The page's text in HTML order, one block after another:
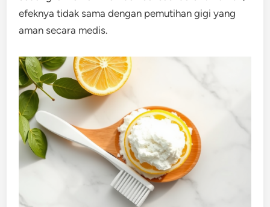
efeknya tidak sama dengan pemutihan gigi yang
aman secara medis.